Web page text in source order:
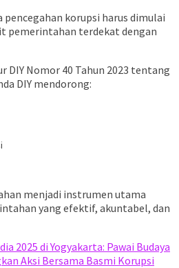
korupsi harus dimulai
pemerintahan terdekat dengan
DIY Nomor 40 Tahun 2023 tentang
DIY mendorong:
menjadi instrumen utama
yang efektif, akuntabel, dan
2025 di Yogyakarta: Pawai Budaya
Aksi Bersama Basmi Korupsi